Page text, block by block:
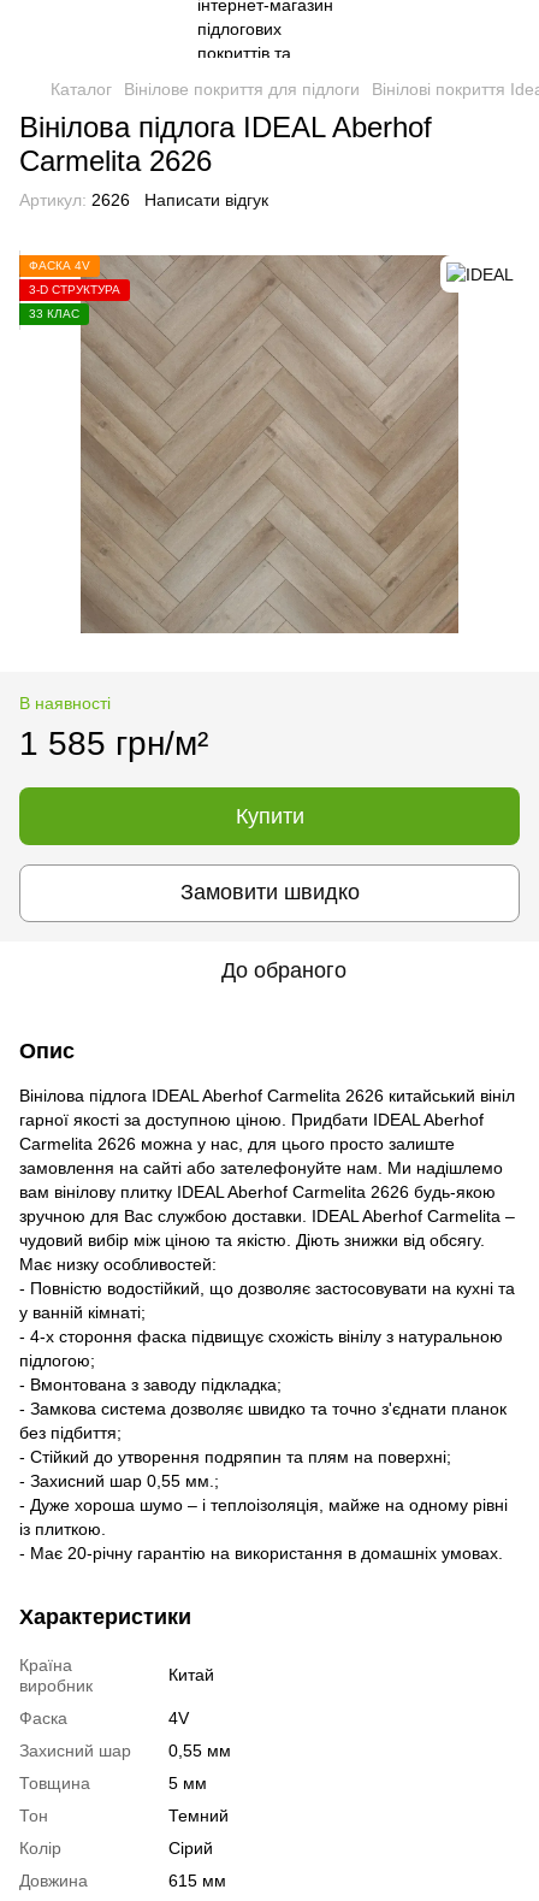
Каталог Вінілове покриття для підлоги Вінілові покриття
Вінілова підлога IDEAL Aberhof
Carmelita 2626
Артикул: 2626 Написати відгук
ФАСКА 4V
3-D СТРУКТУРА
33 КЛАС
В наявності
1 585 грн/м²
Купити
Замовити швидко
До обраного
Опис
Вінілова підлога IDEAL Aberhof Carmelita 2626 китайський вініл
гарної якості за доступною ціною. Придбати IDEAL Aberhof
Carmelita 2626 можна у нас, для цього просто залиште
замовлення на сайті або зателефонуйте нам. Ми надішлемо
вам вінілову плитку IDEAL Aberhof Carmelita 2626 будь-якою
зручною для Вас службою доставки. IDEAL Aberhof Carmelita –
чудовий вибір між ціною та якістю. Діють знижки від обсягу.
Має низку особливостей:
- Повністю водостійкий, що дозволяє застосовувати на кухні та
у ванній кімнаті;
- 4-х стороння фаска підвищує схожість вінілу з натуральною
підлогою;
- Вмонтована з заводу підкладка;
- Замкова система дозволяє швидко та точно з'єднати планок
без підбиття;
- Стійкий до утворення подряпин та плям на поверхні;
- Захисний шар 0,55 мм.;
- Дуже хороша шумо – і теплоізоляція, майже на одному рівні
із плиткою.
- Має 20-річну гарантію на використання в домашніх умовах.
Характеристики
Країна
виробник
Китай
Фаска
4V
Захисний шар
0,55 мм
Товщина
5 мм
Тон
Темний
Колір
Сірий
Довжина
615 мм